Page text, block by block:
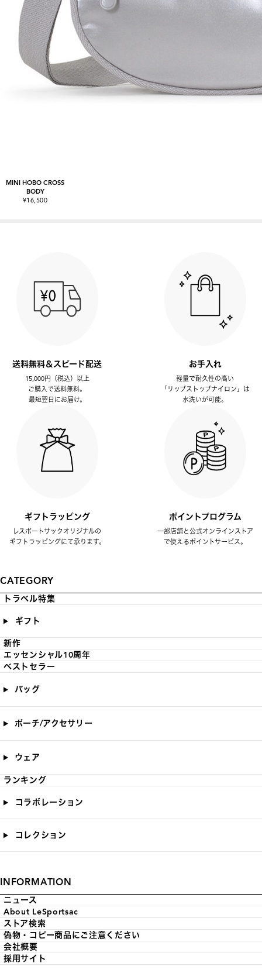
MINI HOBO CROSS
BODY
¥16,500
送料無料＆スピード配送
15,000円（税込）以上
ご購入で送料無料。
最短翌日にお届け。
お手入れ
軽量で耐久性の高い
「リップストップナイロン」は
水洗いが可能。
ギフトラッピング
レスポートサックオリジナルの
ギフトラッピングにて承ります。
ポイントプログラム
一部店舗と公式オンラインストア
で使えるポイントサービス。
CATEGORY
トラベル特集
ギフト
新作
エッセンシャル10周年
ベストセラー
バッグ
ポーチ/アクセサリー
ウェア
ランキング
コラボレーション
コレクション
INFORMATION
ニュース
About LeSportsac
ストア検索
偽物・コピー商品にご注意ください
会社概要
採用サイト